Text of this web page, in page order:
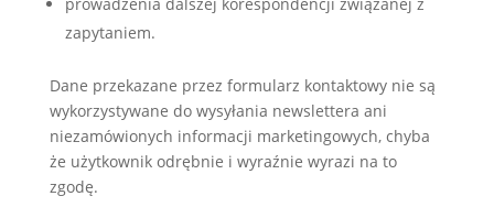
zapytaniem.
Dane przekazane przez formularz kontaktowy nie są
wykorzystywane do wysyłania newslettera ani
niezamówionych informacji marketingowych, chyba
że użytkownik odrębnie i wyraźnie wyrazi na to
zgodę.